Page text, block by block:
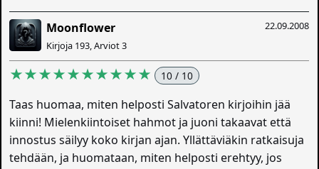
22.09.2008
Moonflower
Kirjoja 193, Arviot 3
★★★★★★★★★★ 10 / 10
Taas huomaa, miten helposti Salvatoren kirjoihin jää
kiinni! Mielenkiintoiset hahmot ja juoni takaavat että
innostus säilyy koko kirjan ajan. Yllättäviäkin ratkaisuja
tehdään, ja huomataan, miten helposti erehtyy, jos